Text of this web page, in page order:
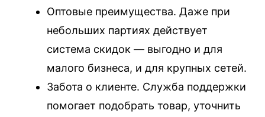
Оптовые преимущества. Даже при
небольших партиях действует
система скидок — выгодно и для
малого бизнеса, и для крупных сетей.
Забота о клиенте. Служба поддержки
помогает подобрать товар, уточнить